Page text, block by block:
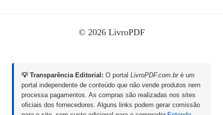
© 2026 LivroPDF
💡 Transparência Editorial: O portal LivroPDF.com.bré um
portal independente de conteúdo que não vende produtos nem
processa pagamentos. As compras são realizadas nos sites
oficiais dos fornecedores. Alguns links podem gerar comissão